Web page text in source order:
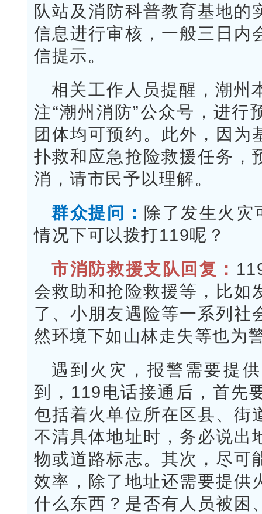
队站及消防科普教育基地的
信息进行审核，一般三日内
信提示。
相关工作人员提醒，潮州
注“潮州消防”公众号，进行
团体均可预约。此外，因为
扑救和应急抢险救援任务，
消，请市民予以理解。
群众提问： 除了发生火灾
情况下可以拨打119呢？
市消防救援支队回复：
会救助和抢险救援等，比如
了、小朋友遇险等一系列社
然环境下如山林走失等也为
遇到火灾，报警需要提
到，119电话接通后，首先
包括着火单位所在区县、街
不清具体地址时，务必说出
物或道路标志。其次，尽可
效率，除了地址还需要提供
什么东西？是否有人员被困